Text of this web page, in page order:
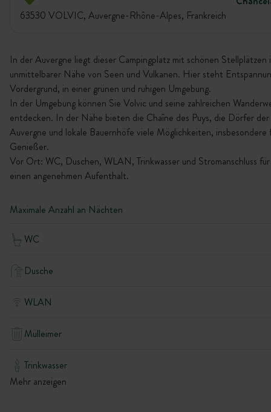
63530 VOLVIC, Auvergne-Rhône-Alpes, Frankreich
In der Auvergne liegt dieser Campingplatz mit schönen Stellplätzen
unmittelbarer Nähe von Seen und Vulkanen. Hier steht
Vordergrund, in einer grünen und ruhigen Umgebung.
In der Umgebung können Sie Volvic und seine zahlreichen
entdecken. In der Nähe bieten die Chaîne des Puys, die Dörfer der
Auvergne und lokale Bauernhöfe viele Möglichkeiten, insbesondere
Genießer.
Vor Ort: WC, Duschen, WLAN, Trinkwasser und Stromanschluss für
einen angenehmen Aufenthalt.
Maximale Anzahl an Nächten
WC
Dusche
WLAN
Mülleimer
Trinkwasser
Mehr anzeigen